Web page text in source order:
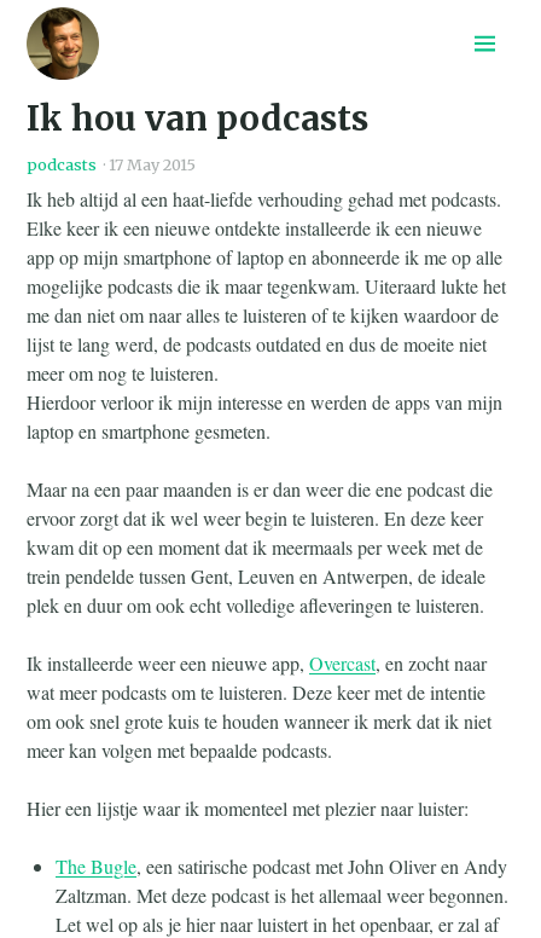
Ik hou van podcasts
podcasts · 17 May 2015
Ik heb altijd al een haat-liefde verhouding gehad met podcasts.
Elke keer ik een nieuwe ontdekte installeerde ik een nieuwe
app op mijn smartphone of laptop en abonneerde ik me op alle
mogelijke podcasts die ik maar tegenkwam. Uiteraard lukte het
me dan niet om naar alles te luisteren of te kijken waardoor de
lijst te lang werd, de podcasts outdated en dus de moeite niet
meer om nog te luisteren.
Hierdoor verloor ik mijn interesse en werden de apps van mijn
laptop en smartphone gesmeten.
Maar na een paar maanden is er dan weer die ene podcast die
ervoor zorgt dat ik wel weer begin te luisteren. En deze keer
kwam dit op een moment dat ik meermaals per week met de
trein pendelde tussen Gent, Leuven en Antwerpen, de ideale
plek en duur om ook echt volledige afleveringen te luisteren.
Ik installeerde weer een nieuwe app,Overcast, en zocht naar
wat meer podcasts om te luisteren. Deze keer met de intentie
om ook snel grote kuis te houden wanneer ik merk dat ik niet
meer kan volgen met bepaalde podcasts.
Hier een lijstje waar ik momenteel met plezier naar luister:
The Bugle, een satirische podcast met John Oliver en Andy
Zaltzman. Met deze podcast is het allemaal weer begonnen.
Let wel op als je hier naar luistert in het openbaar, er zal af